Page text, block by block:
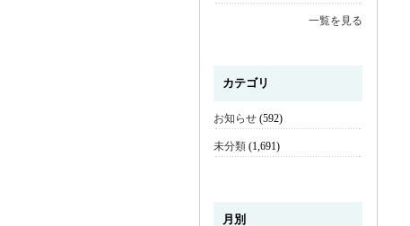
一覧を見る
カテゴリ
お知らせ (592)
未分類 (1,691)
月別